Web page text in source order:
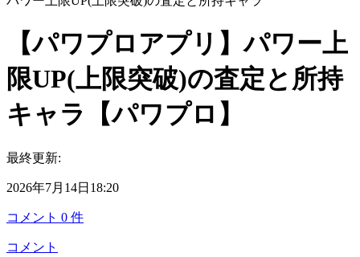
【パワプロアプリ】パワー上
限UP(上限突破)の査定と所持
キャラ【パワプロ】
最終更新:
2026年7月14日18:20
コメント 0 件
コメント